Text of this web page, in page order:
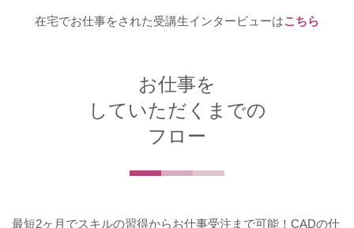
在宅でお仕事をされた受講生インタービューはこちら
お仕事を
していただくまでの
フロー
最短2ヶ月でスキルの習得からお仕事受注まで可能！CADの仕